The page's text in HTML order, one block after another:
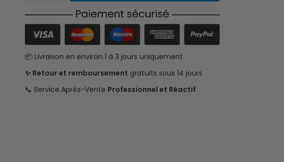
📦 Livraison en environ 1 à 3 jours uniquement
✨ Retour et remboursement gratuits sous 14 jours
📞 Service Après-Vente Professionnel et Réactif